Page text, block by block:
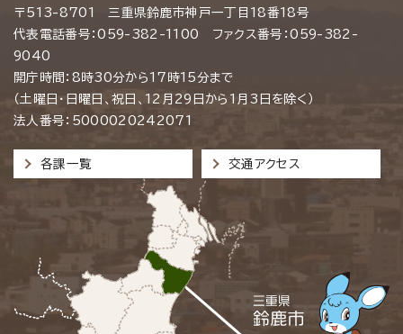
〒513-8701 三重県鈴鹿市神戸一丁目18番18号
代表電話番号：059-382-1100 ファクス番号：059-382-
9040
開庁時間：8時30分から17時15分まで
（土曜日・日曜日、祝日、12月29日から1月3日を除く）
法人番号：5000020242071
各課一覧 交通アクセス